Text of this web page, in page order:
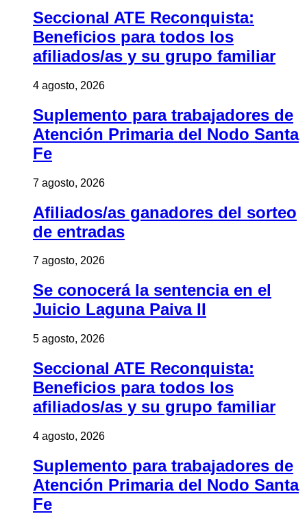
Seccional ATE Reconquista:
Beneficios para todos los
afiliados/as y su grupo familiar
4 agosto, 2026
Suplemento para trabajadores de
Atención Primaria del Nodo Santa
Fe
7 agosto, 2026
Afiliados/as ganadores del sorteo
de entradas
7 agosto, 2026
Se conocerá la sentencia en el
Juicio Laguna Paiva II
5 agosto, 2026
Seccional ATE Reconquista:
Beneficios para todos los
afiliados/as y su grupo familiar
4 agosto, 2026
Suplemento para trabajadores de
Atención Primaria del Nodo Santa
Fe